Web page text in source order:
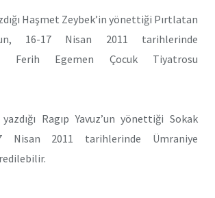
Haşmet Zeybek’in yönettiği Pırtlatan
16-17 Nisan 2011 tarihlerinde
Ferih Egemen Çocuk Tiyatrosu
Ragıp Yavuz’un yönettiği Sokak
Nisan 2011 tarihlerinde Ümraniye